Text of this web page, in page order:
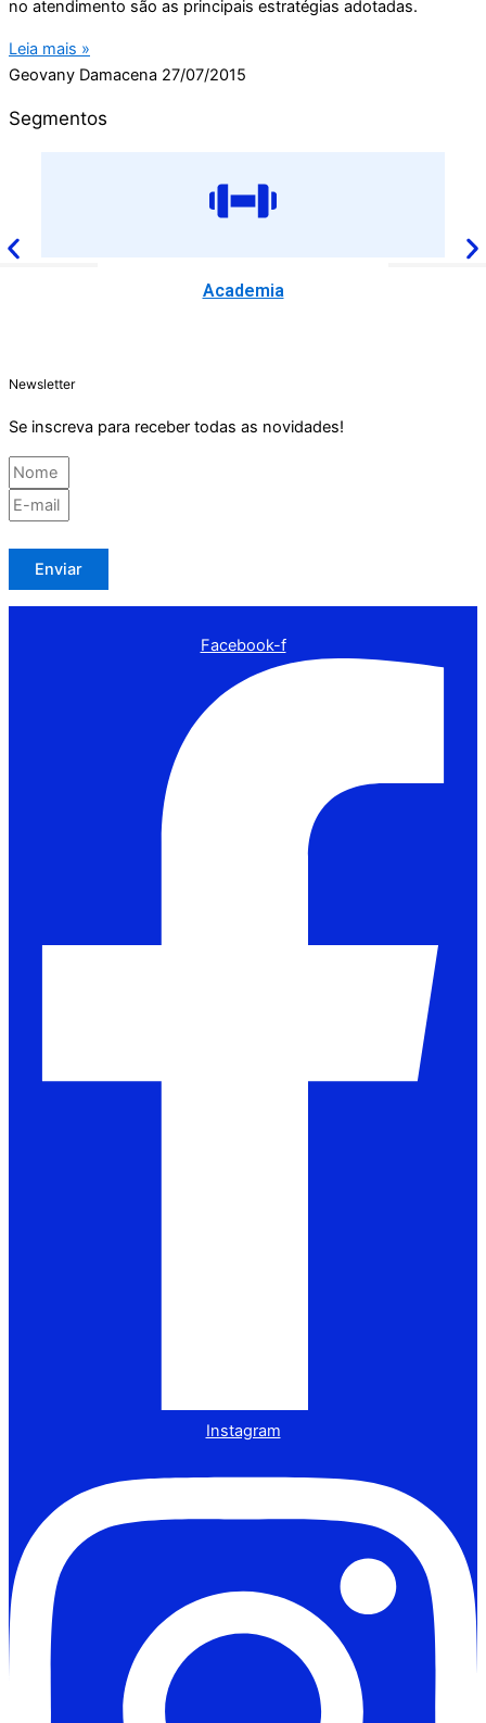
no atendimento são as principais estratégias adotadas.
Leia mais »
Geovany Damacena 27/07/2015
Segmentos
Academia
Newsletter
Se inscreva para receber todas as novidades!
Enviar
Facebook-f
Instagram